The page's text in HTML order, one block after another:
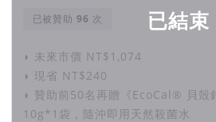
杜絕所有令人擔憂的成分，是敏
天然消臭精油配
已結束
已被贊助 次
◗ 未來市價 NT$1,074
◗ 現省 NT$240
◗ 贊助前50名再贈《EcoCal® 貝殼
10g*1袋，隨沖即用天然殺菌水